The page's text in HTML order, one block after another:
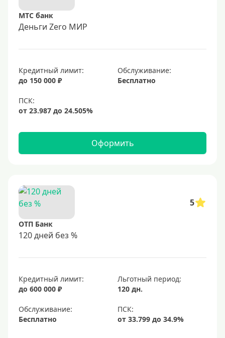
МТС банк
Деньги Zero МИР
Кредитный лимит:
до 150 000 ₽
Обслуживание:
Бесплатно
Оформить
5
ОТП Банк
120 дней без %
Кредитный лимит:
до 600 000 ₽
Льготный период:
120 дн.
Обслуживание:
Бесплатно